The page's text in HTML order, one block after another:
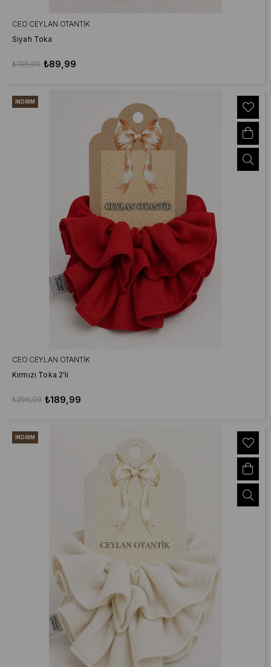
CEO CEYLAN OTANTIK
Siyah Toka
₺89,99
₺199,99
CEO CEYLAN OTANTIK
Kırmızı Toka 2'li
₺189,99
₺299,99
İNDIRIM
İNDIRIM